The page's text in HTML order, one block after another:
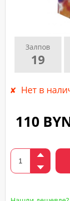
Залпов
19
Нет в
110